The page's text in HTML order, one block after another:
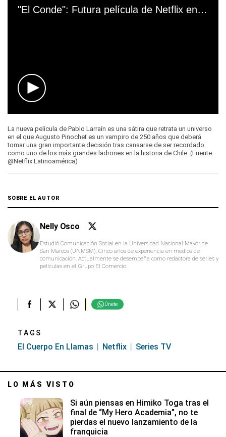
seconds
of
0
seconds
Cargando anuncio
La nueva película de Pablo Larraín es una sátira que retrata un universo
en el que Augusto Pinochet es un vampiro de 250 años que deberá
tomar una gran importante decisión tras cansarse de ser recordado
como uno de los más grandes ladrones en la historia de Chile. (Fuente:
@Netflix Latinoamérica)
SOBRE EL AUTOR
Nelly Osco
Estudió Comunicación Social en la Universidad Nacional Mayor de
San Marcos (UNMSM). Cinco años de experiencia en medios de
comunicación. Actualmente se desempeña como redactora de series y
películas en el Grupo El Comercio.
Únete
TAGS
El Cuerpo En Llamas Netflix Series TV
LO MÁS VISTO
Si aún piensas en Himiko Toga tras el
final de “My Hero Academia”, no te
pierdas el nuevo lanzamiento de la
franquicia